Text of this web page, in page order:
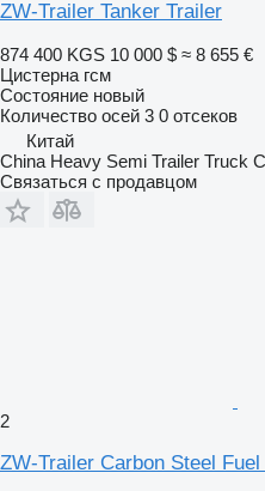
ZW-Trailer Tanker Trailer
874 400 KGS 10 000 $ ≈ 8 655 €
Цистерна гсм
Состояние новый
Количество осей 3 0 отсеков
Китай
China Heavy Semi Trailer Truck
Связаться с продавцом
2
ZW-Trailer Carbon Steel